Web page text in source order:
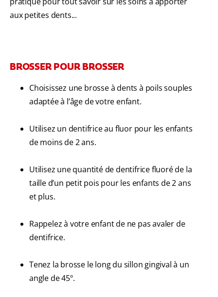
aux petites dents...
BROSSER POUR BROSSER
Choisissez une brosse à dents à poils souples
adaptée à l’âge de votre enfant.
Utilisez un dentifrice au fluor pour les enfants
de moins de 2 ans.
Utilisez une quantité de dentifrice fluoré de la
taille d’un petit pois pour les enfants de 2 ans
et plus.
Rappelez à votre enfant de ne pas avaler de
dentifrice.
Tenez la brosse le long du sillon gingival à un
angle de 45º.